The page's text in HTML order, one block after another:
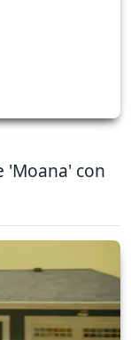
'Moana' con